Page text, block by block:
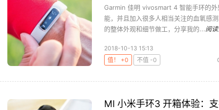
Garmin 佳明 vivosmart 4 智能手环的
能，并且加入很多人相当关注的血氧感
的整体外观和细节做工，分享我的...阅
2018-10-13 15:13
值！ +0
不值 -0
MI 小米手环3 开箱体验：